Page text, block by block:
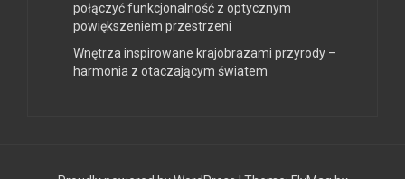
połączyć funkcjonalność z optycznym
powiększeniem przestrzeni
Wnętrza inspirowane krajobrazami przyrody –
harmonia z otaczającym światem